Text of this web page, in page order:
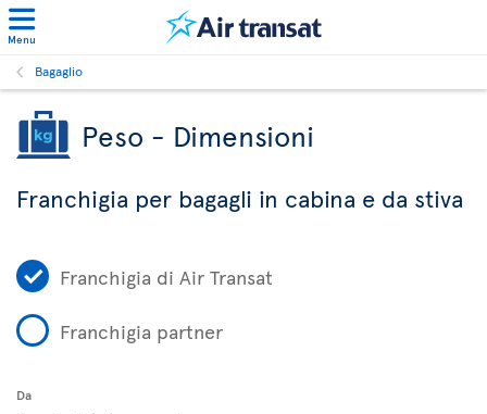
Menu
Bagaglio
Peso - Dimensioni
Franchigia per bagagli in cabina e da stiva
Franchigia di Air Transat
Franchigia partner
Da